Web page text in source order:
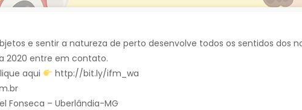
e sentir a natureza de perto desenvolve todos os sentidos dos
2020 entre em contato.
aqui
http://bit.ly/ifm_wa
Fonseca – Uberlândia-MG